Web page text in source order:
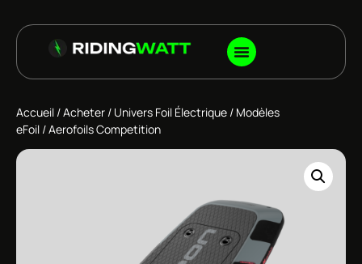
Accueil /Acheter / Univers Foil Électrique / Modèles
eFoil / Aerofoils Competition